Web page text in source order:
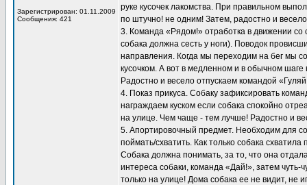
Зарегистрирован: 01.11.2009
Сообщения: 421
руке кусочек лакомства. При правильном
по штучно! не одним! Затем, радостно и
3. Команда «Рядом!» отработка в движении
собака должна сесть у ноги). Поводок
направления. Когда мы переходим на бег мы
кусочком. А вот в медленном и в обычном
Радостно и весело отпускаем командой
4. Показ прикуса. Собаку зафиксировать
награждаем куском если собака спокойно
на улице. Чем чаще - тем лучше! Радостно и
5. Апортировочный предмет. Необходим для
поймать/схватить. Как только собака
Собака должна понимать, за то, что она
интереса собаки, команда «Дай!», затем
только на улице! Дома собака ее не видит, не